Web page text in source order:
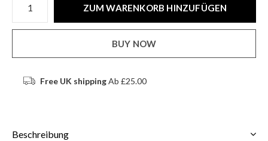
ZUM WARENKORB HINZUFÜGEN
BUY NOW
Free UK shippingAb £25.00
Beschreibung